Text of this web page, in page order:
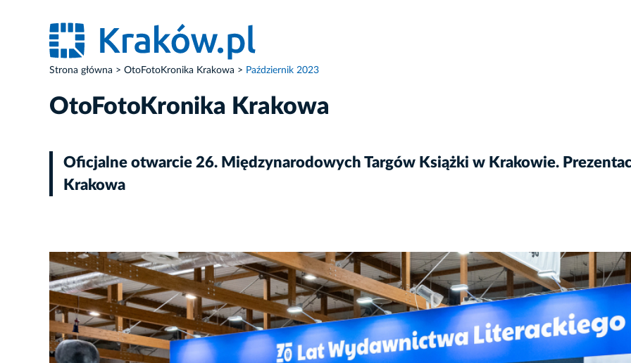
Strona główna OtoFotoKronika Krakowa Październik 2023
OtoFotoKronika Krakowa
Oficjalne otwarcie 26. Międzynarodowych Targów Książki w Krakowie.
Krakowa